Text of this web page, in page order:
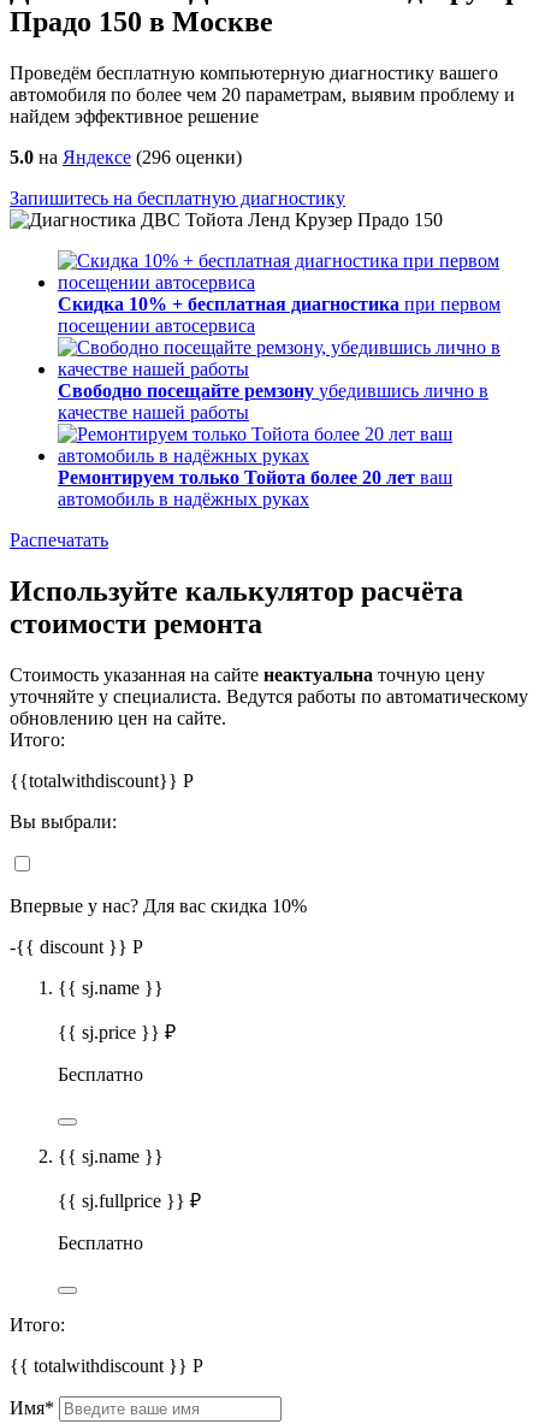
Прадо 150 в Москве
Проведём бесплатную компьютерную диагностику вашего
автомобиля по более чем 20 параметрам, выявим проблему и
найдем эффективное решение
5.0 на Яндексе (296 оценки)
Запишитесь на бесплатную диагностику
Скидка 10% + бесплатная диагностика при первом
посещении автосервиса
Свободно посещайте ремзону убедившись лично в
качестве нашей работы
Ремонтируем только Тойота более 20 лет ваш
автомобиль в надёжных руках
Распечатать
Используйте калькулятор расчёта
стоимости ремонта
Стоимость указанная на сайте неактуальна точную цену
уточняйте у специалиста. Ведутся работы по автоматическому
обновлению цен на сайте.
Итого:
{{totalwithdiscount}} Р
Вы выбрали:
Впервые у нас? Для вас скидка 10%
-{{ discount }} Р
{{ sj.name }}
{{ sj.price }} ₽
Бесплатно
{{ sj.name }}
{{ sj.fullprice }} ₽
Бесплатно
Итого:
{{ totalwithdiscount }} Р
Имя*